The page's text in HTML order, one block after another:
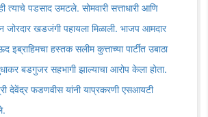
त्याचे पडसाद उमटले. सोमवारी सत्ताधारी आणि
जोरदार खडजंगी पहायला मिळाली. भाजप आमदार
इब्राहिमचा हस्तक सलीम कुत्ताच्या पार्टीत उबाठा
बडगुजर सहभागी झाल्याचा आरोप केला होता.
देवेंद्र फडणवीस यांनी याप्रकरणी एसआयटी